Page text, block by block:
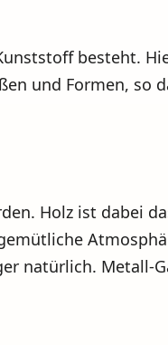
besteht.
und Formen, so
Holz ist dabei
natürlich. Metall-